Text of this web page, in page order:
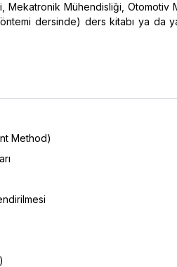
Mekatronik Mühendisliği, Otomotiv
dersinde) ders kitabı ya da
Method)